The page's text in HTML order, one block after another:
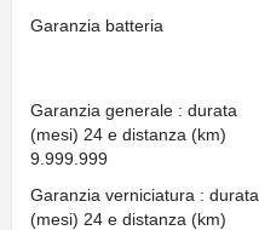
Garanzia batteria
Garanzia generale : durata
(mesi) 24 e distanza (km)
9.999.999
Garanzia verniciatura : durata
(mesi) 24 e distanza (km)